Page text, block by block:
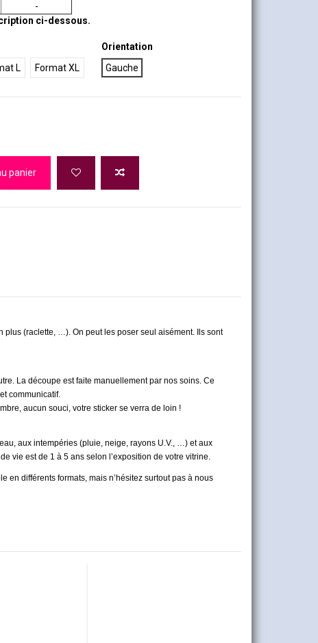
-
ci-dessous.
L Format XL
Orientation
Gauche
panier
plus (raclette, …). On peut les poser seul aisément. Ils sont
La découpe est faite manuellement par nos soins. Ce
communicatif.
aucun souci, votre sticker se verra de loin !
aux intempéries (pluie, neige, rayons U.V., …) et aux
vie est de 1 à 5 ans selon l’exposition de votre vitrine.
en différents formats, mais n’hésitez surtout pas à nous